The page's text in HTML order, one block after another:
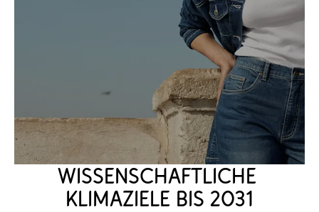
Wissenschaftliche
Klimaziele bis 2031